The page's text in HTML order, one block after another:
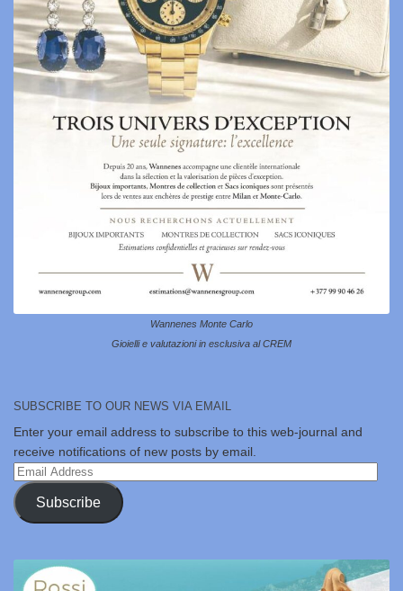
Wannenes Monte Carlo
Gioielli e valutazioni in esclusiva al CREM
SUBSCRIBE TO OUR NEWS VIA EMAIL
Enter your email address to subscribe to this web-journal and
receive notifications of new posts by email.
Email
Address
Subscribe